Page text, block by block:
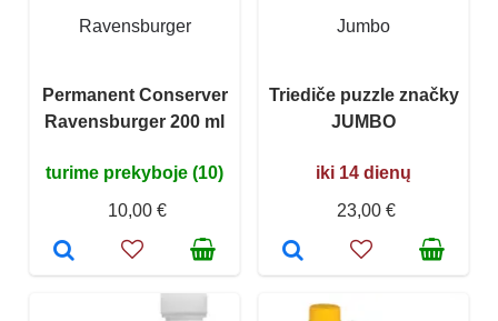
Ravensburger
Permanent Conserver
Ravensburger 200 ml
turime prekyboje (10)
10,00 €
Jumbo
Triediče puzzle značky
JUMBO
iki 14 dienų
23,00 €